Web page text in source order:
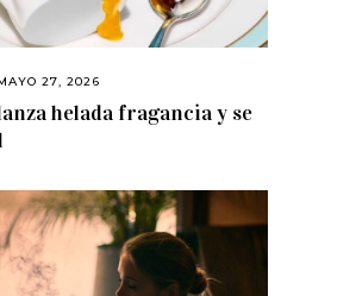
27, 2026
helada fragancia y se